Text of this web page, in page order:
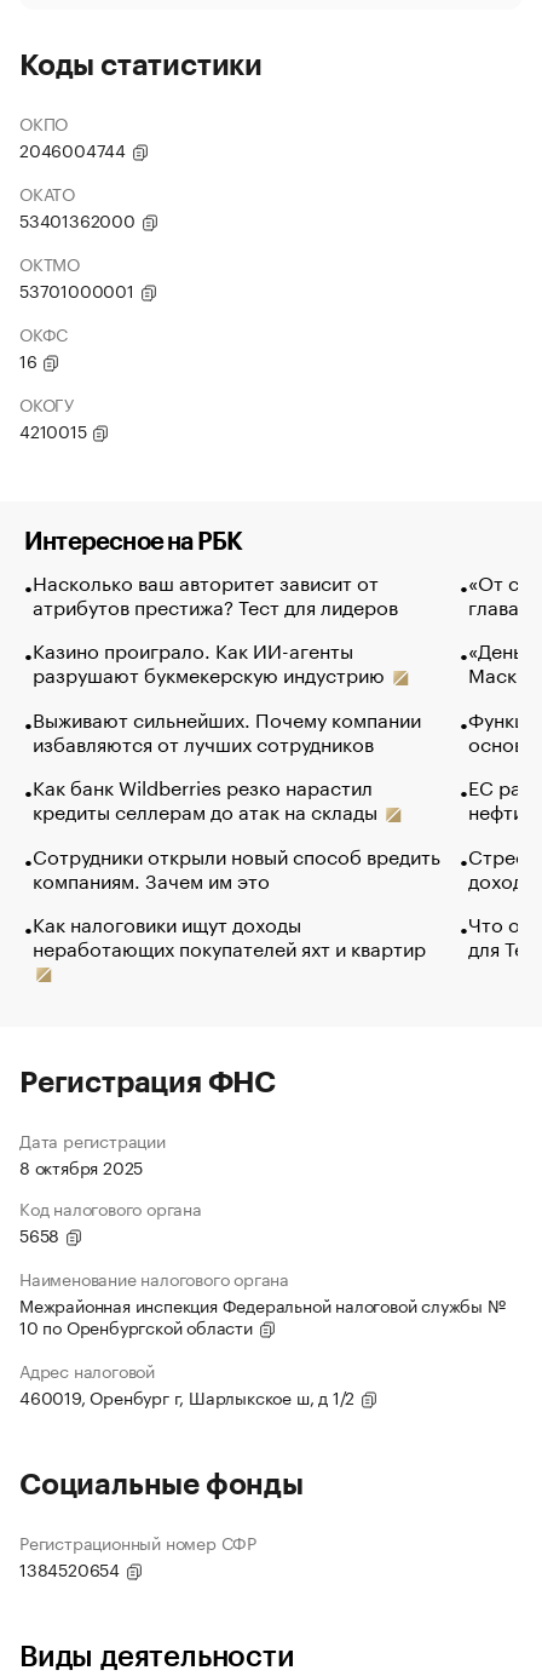
Коды статистики
ОКПО
2046004744
ОКАТО
53401362000
ОКТМО
53701000001
ОКФС
16
ОКОГУ
4210015
Интересное на РБК
Насколько ваш авторитет зависит от
атрибутов престижа? Тест для лидеров
Казино проиграло. Как ИИ-агенты
разрушают букмекерскую индустрию
Выживают сильнейших. Почему компании
избавляются от лучших сотрудников
Как банк Wildberries резко нарастил
кредиты селлерам до атак на склады
Сотрудники открыли новый способ вредить
компаниям. Зачем им это
Как налоговики ищут доходы
неработающих покупателей яхт и квартир
«От
глава
Маск в
основ
ЕС
нефти
Что
для
Регистрация ФНС
Дата регистрации
8 октября 2025
Код налогового органа
5658
Наименование налогового органа
Межрайонная инспекция Федеральной налоговой службы №
10 по Оренбургской области
Адрес налоговой
460019, Оренбург г, Шарлыкское ш, д 1/2
Социальные фонды
Регистрационный номер СФР
1384520654
Виды деятельности